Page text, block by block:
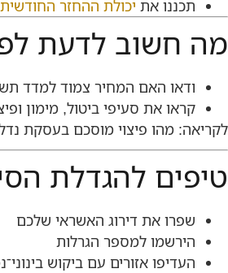
תכננו את יכולת ההחזר החודשית
מה חשוב לדעת
ודאו האם המחיר צמוד למדד
קראו את סעיפי ביטול, מימון
לקריאה: מהו פיצוי מוסכם בעסקת
טיפים להגדלת
שפרו את דירוג האשראי שלכם
הירשמו למספר הגרלות
העדיפו אזורים עם ביקוש